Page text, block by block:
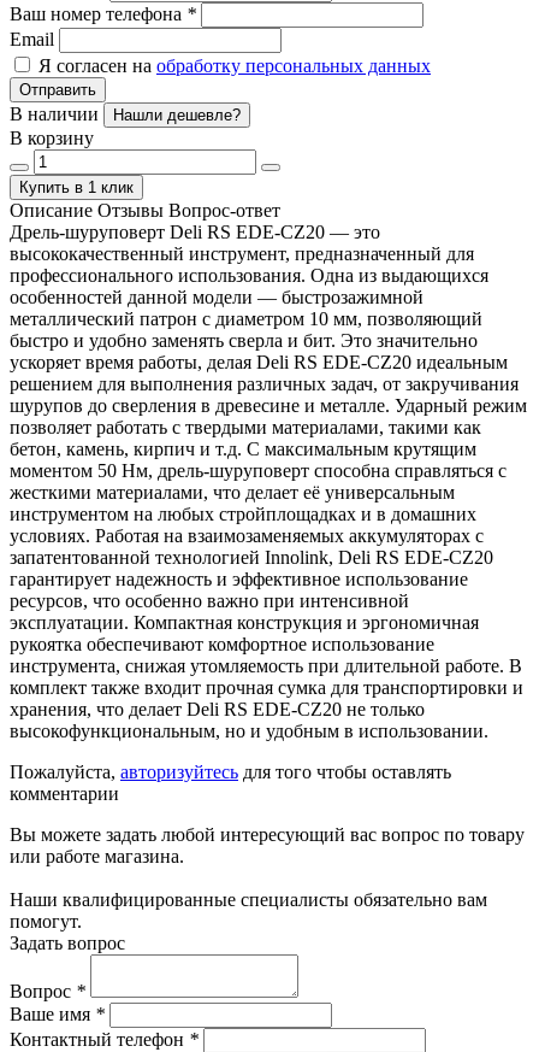
Ваш номер телефона *
Email
Я согласен на обработку персональных данных
Отправить
В наличии Нашли дешевле?
В корзину
Купить в 1 клик
Описание Отзывы Вопрос-ответ
Дрель-шуруповерт Deli RS EDE-CZ20 — это
высококачественный инструмент, предназначенный для
профессионального использования. Одна из выдающихся
особенностей данной модели — быстрозажимной
металлический патрон с диаметром 10 мм, позволяющий
быстро и удобно заменять сверла и бит. Это значительно
ускоряет время работы, делая Deli RS EDE-CZ20 идеальным
решением для выполнения различных задач, от закручивания
шурупов до сверления в древесине и металле. Ударный режим
позволяет работать с твердыми материалами, такими как
бетон, камень, кирпич и т.д. С максимальным крутящим
моментом 50 Нм, дрель-шуруповерт способна справляться с
жесткими материалами, что делает её универсальным
инструментом на любых стройплощадках и в домашних
условиях. Работая на взаимозаменяемых аккумуляторах с
запатентованной технологией Innolink, Deli RS EDE-CZ20
гарантирует надежность и эффективное использование
ресурсов, что особенно важно при интенсивной
эксплуатации. Компактная конструкция и эргономичная
рукоятка обеспечивают комфортное использование
инструмента, снижая утомляемость при длительной работе. В
комплект также входит прочная сумка для транспортировки и
хранения, что делает Deli RS EDE-CZ20 не только
высокофункциональным, но и удобным в использовании.
Пожалуйста, авторизуйтесь для того чтобы оставлять
комментарии
Вы можете задать любой интересующий вас вопрос по товару
или работе магазина.
Наши квалифицированные специалисты обязательно вам
помогут.
Задать вопрос
Вопрос *
Ваше имя *
Контактный телефон *